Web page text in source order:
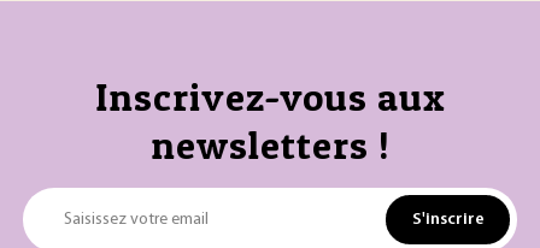
Inscrivez-vous aux
newsletters !
Saisissez votre email S'inscrire